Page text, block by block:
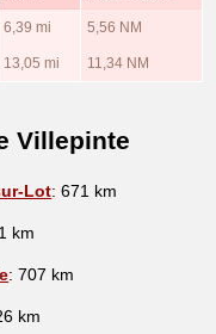
6,39 mi 5,56 NM
13,05 mi 11,34 NM
Villepinte
Lot: 671 km
km
: 707 km
km